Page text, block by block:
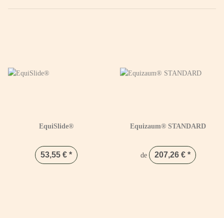
EquiSlide®
53,55 € *
Equizaum® STANDARD
de 207,26 € *